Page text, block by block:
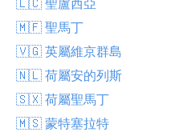
🇲🇫 聖馬丁
🇻🇬 英屬維京群島
🇳🇱 荷屬安的列斯
🇸🇽 荷屬聖馬丁
🇲🇸 蒙特塞拉特